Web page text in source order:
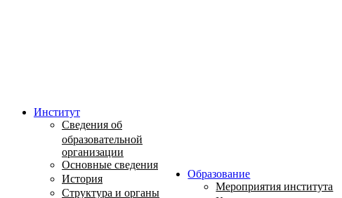
Институт
Сведения об
образовательной
организации
Основные сведения
История
Структура и органы
Образование
Мероприятия института